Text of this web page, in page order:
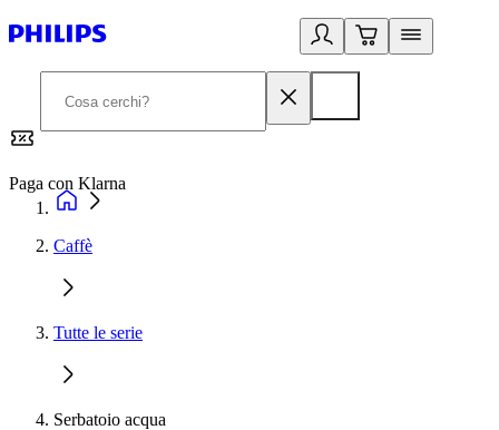
Paga con Klarna
Caffè
Tutte le serie
Serbatoio acqua